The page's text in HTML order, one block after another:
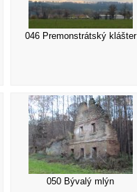
046 Premonstrátský klášter
050 Bývalý mlýn